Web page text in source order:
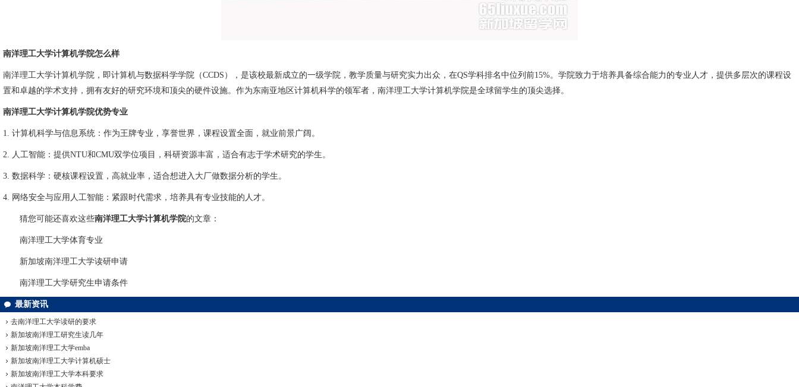
南洋理工大学计算机学院怎么样
南洋理工大学计算机学院，即计算机与数据科学学院（CCDS），是该校最新成立的一级学院，教学质量与研究实力出众，在QS学科排名中位列前15%。学院致力于培养具备综合能力的专业人才，提供多层次的课程设
置和卓越的学术支持，拥有友好的研究环境和顶尖的硬件设施。作为东南亚地区计算机科学的领军者，南洋理工大学计算机学院是全球留学生的顶尖选择。
南洋理工大学计算机学院优势专业
1. 计算机科学与信息系统：作为王牌专业，享誉世界，课程设置全面，就业前景广阔。
2. 人工智能：提供NTU和CMU双学位项目，科研资源丰富，适合有志于学术研究的学生。
3. 数据科学：硬核课程设置，高就业率，适合想进入大厂做数据分析的学生。
4. 网络安全与应用人工智能：紧跟时代需求，培养具有专业技能的人才。
猜您可能还喜欢这些南洋理工大学计算机学院的文章：
南洋理工大学体育专业
新加坡南洋理工大学读研申请
南洋理工大学研究生申请条件
最新资讯
去南洋理工大学读研的要求
新加坡南洋理工研究生读几年
新加坡南洋理工大学emba
新加坡南洋理工大学计算机硕士
新加坡南洋理工大学本科要求